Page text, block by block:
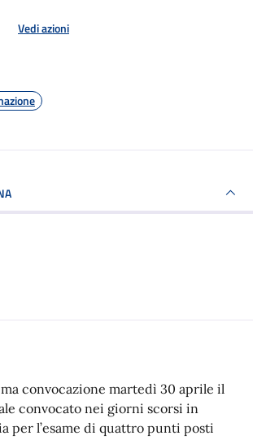
Vedi azioni
convocazione martedì 30 aprile il
convocato nei giorni scorsi in
per l’esame di quattro punti posti